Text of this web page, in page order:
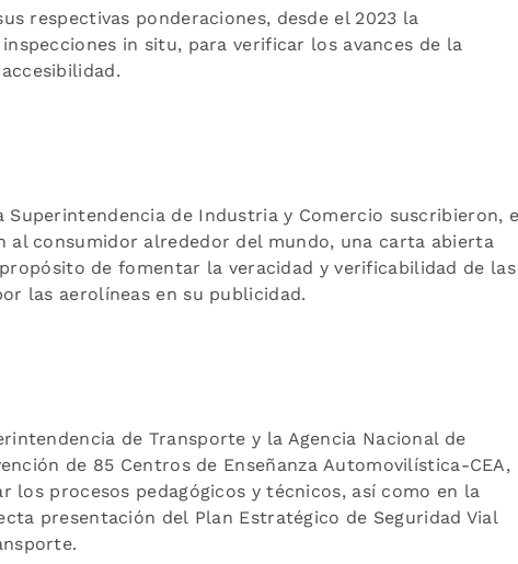
respectivas ponderaciones, desde el 2023 la
in situ, para verificar los avances de la
de Industria y Comercio suscribieron,
al consumidor alrededor del mundo, una carta abierta
de fomentar la veracidad y verificabilidad de las
las aerolíneas en su publicidad.
de Transporte y la Agencia Nacional de
de 85 Centros de Enseñanza Automovilística-CEA,
procesos pedagógicos y técnicos, así como en la
presentación del Plan Estratégico de Seguridad Vial